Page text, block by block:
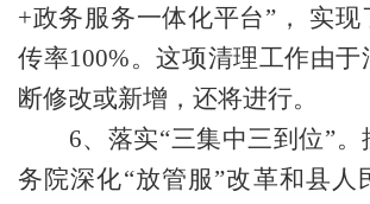
+政务服务一体化平台”， 实现
传率100%。这项清理工作由于
断修改或新增，还将进行。
6、落实“三集中三到位”。
务院深化“放管服”改革和县人